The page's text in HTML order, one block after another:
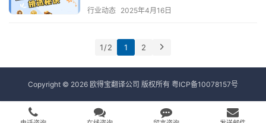
行业动态 2025年4月16日
1 / 2 1 2
Copyright © 2026 欧得宝翻译公司 版权所有 粤ICP备10078157号